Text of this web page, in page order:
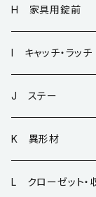
H 家具用錠前
I キャッチ・ラッチ
J ステー
K 異形材
L クローゼット・